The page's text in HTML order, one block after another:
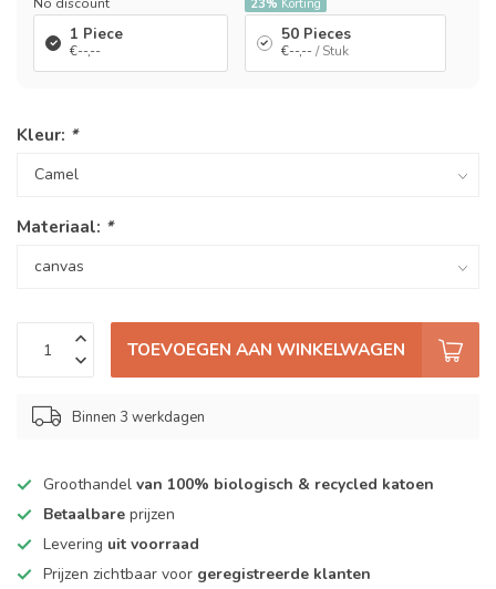
1 Piece
€--,--
23% Korting
50 Pieces
€--,-- / Stuk
Kleur: *
Materiaal: *
TOEVOEGEN AAN WINKELWAGEN
Binnen 3 werkdagen
Groothandel van 100% biologisch & recycled katoen
Betaalbare prijzen
Levering uit voorraad
Prijzen zichtbaar voor geregistreerde klanten